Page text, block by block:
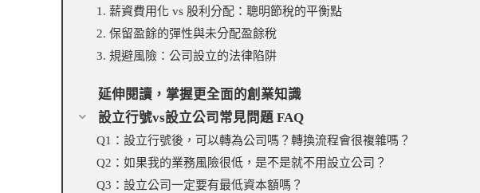
1. 薪資費用化 vs 股利分配：聰明節稅的平衡點
2. 保留盈餘的彈性與未分配盈餘稅
3. 規避風險：公司設立的法律陷阱
延伸閱讀，掌握更全面的創業知識
設立行號vs設立公司常見問題 FAQ
Q1：設立行號後，可以轉為公司嗎？轉換流程會很複雜嗎？
Q2：如果我的業務風險很低，是不是就不用設立公司？
Q3：設立公司一定要有最低資本額嗎？